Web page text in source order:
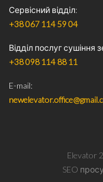
Сервісний відділ
+38 067 114 59 04
Відділ послуг сушіння
+38 098 114 88 11
E-mail
Elevator
SEO